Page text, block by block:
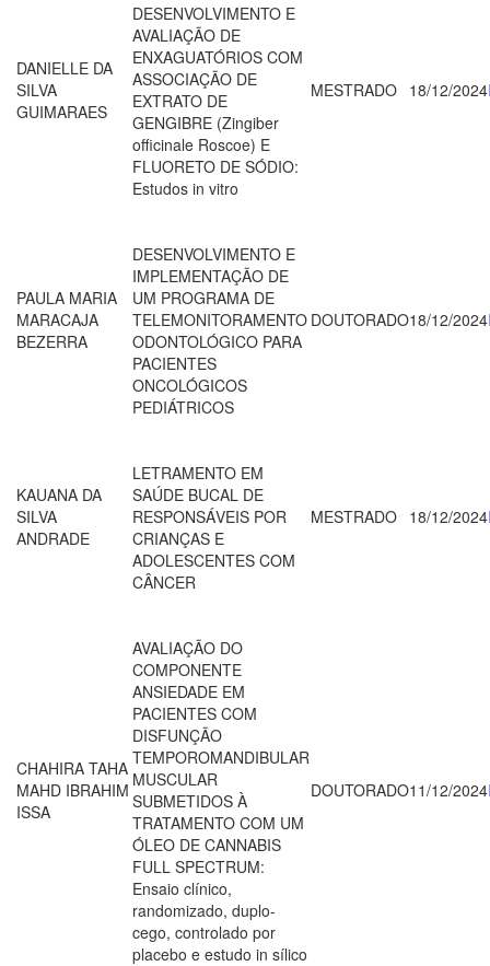
DANIELLE DA
SILVA
GUIMARAES
DESENVOLVIMENTO E
AVALIAÇÃO DE
ENXAGUATÓRIOS COM
ASSOCIAÇÃO DE
EXTRATO DE
GENGIBRE (Zingiber
officinale Roscoe) E
FLUORETO DE SÓDIO:
Estudos in vitro
MESTRADO 18/12/2024
PAULA MARIA
MARACAJA
BEZERRA
DESENVOLVIMENTO E
IMPLEMENTAÇÃO DE
UM PROGRAMA DE
TELEMONITORAMENTO
ODONTOLÓGICO PARA
PACIENTES
ONCOLÓGICOS
PEDIÁTRICOS
DOUTORADO18/12/2024
KAUANA DA
SILVA
ANDRADE
LETRAMENTO EM
SAÚDE BUCAL DE
RESPONSÁVEIS POR
CRIANÇAS E
ADOLESCENTES COM
CÂNCER
MESTRADO 18/12/2024
CHAHIRA TAHA
MAHD IBRAHIM
ISSA
AVALIAÇÃO DO
COMPONENTE
ANSIEDADE EM
PACIENTES COM
DISFUNÇÃO
TEMPOROMANDIBULAR
MUSCULAR
SUBMETIDOS À
TRATAMENTO COM UM
ÓLEO DE CANNABIS
FULL SPECTRUM:
Ensaio clínico,
randomizado, duplo-
cego, controlado por
placebo e estudo in sílico
DOUTORADO11/12/2024